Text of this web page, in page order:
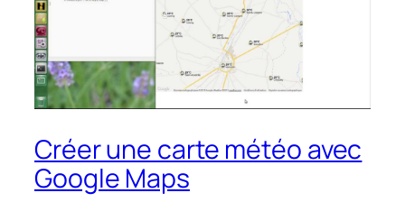
Créer une carte météo avec
Google Maps